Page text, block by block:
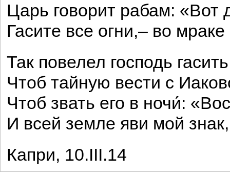
Царь говорит рабам: «Вот
Гасите все огни,– во
Так повелел господь
Чтоб тайную вести с
Чтоб звать его в ночи́:
И всей земле яви мой
Капри, 10.III.14